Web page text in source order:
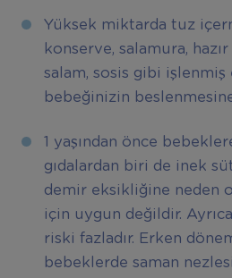
Yüksek miktarda tuz
konserve, salamura,
salam, sosis gibi
bebeğinizin
1 yaşından önce
gıdalardan biri de inek
demir eksikliğine neden
için uygun değildir.
riski fazladır. Erken
bebeklerde saman